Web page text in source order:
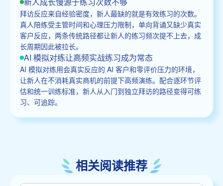
拜访反应来自经验密度，新人最缺的就是有效练习的次数。
真人陪练受主管时间和心理压力限制，单向背诵又缺少真实
客户反应，两条传统路径都让新人的练习频次提不上去，成
长周期因此被拉长。
AI 模拟对练让高频实战练习成为常态
AI 模拟对练用会真实反应的 AI 客户和零评价压力的环境，
让新人在不消耗真实商机的前提下高频演练。配合逐环节评
估和统一训练标准，新人从入门到独立拜访的路径变得可练
习、可追踪。
相关阅读推荐